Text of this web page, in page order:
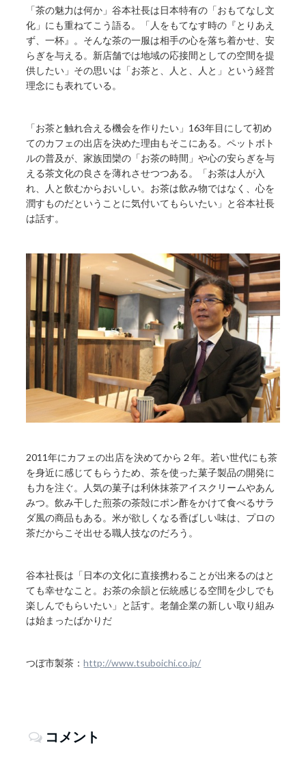
「茶の魅力は何か」谷本社長は日本特有の「おもてなし文
化」にも重ねてこう語る。「人をもてなす時の『とりあえ
ず、一杯』。そんな茶の一服は相手の心を落ち着かせ、安
らぎを与える。新店舗では地域の応接間としての空間を提
供したい」その思いは「お茶と、人と、人と」という経営
理念にも表れている。
「お茶と触れ合える機会を作りたい」163年目にして初め
てのカフェの出店を決めた理由もそこにある。ペットボト
ルの普及が、家族団欒の「お茶の時間」や心の安らぎを与
える茶文化の良さを薄れさせつつある。「お茶は人が入
れ、人と飲むからおいしい。お茶は飲み物ではなく、心を
潤すものだということに気付いてもらいたい」と谷本社長
は話す。
2011年にカフェの出店を決めてから２年。若い世代にも茶
を身近に感じてもらうため、茶を使った菓子製品の開発に
も力を注ぐ。人気の菓子は利休抹茶アイスクリームやあん
みつ。飲み干した煎茶の茶殻にポン酢をかけて食べるサラ
ダ風の商品もある。米が欲しくなる香ばしい味は、プロの
茶だからこそ出せる職人技なのだろう。
谷本社長は「日本の文化に直接携わることが出来るのはと
ても幸せなこと。お茶の余韻と伝統感じる空間を少しでも
楽しんでもらいたい」と話す。老舗企業の新しい取り組み
は始まったばかりだ
つぼ市製茶：http://www.tsuboichi.co.jp/
コメント